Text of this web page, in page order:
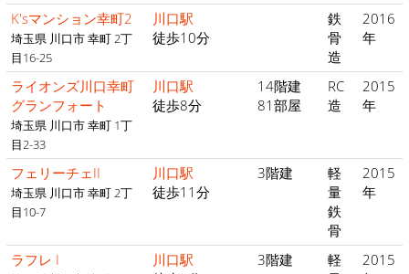
K'sマンション幸町2
埼玉県 川口市 幸町 2丁
目16-25
川口駅
徒歩10分
鉄
骨
造
2016
年
ライオンズ川口幸町
グランフォート
埼玉県 川口市 幸町 1丁
目2-33
川口駅
徒歩8分
14階建
81部屋
RC
造
2015
年
フェリーチェII
埼玉県 川口市 幸町 2丁
目10-7
川口駅
徒歩11分
3階建
軽
量
鉄
骨
2015
年
ラフレ I
川口駅
3階建
軽
2015